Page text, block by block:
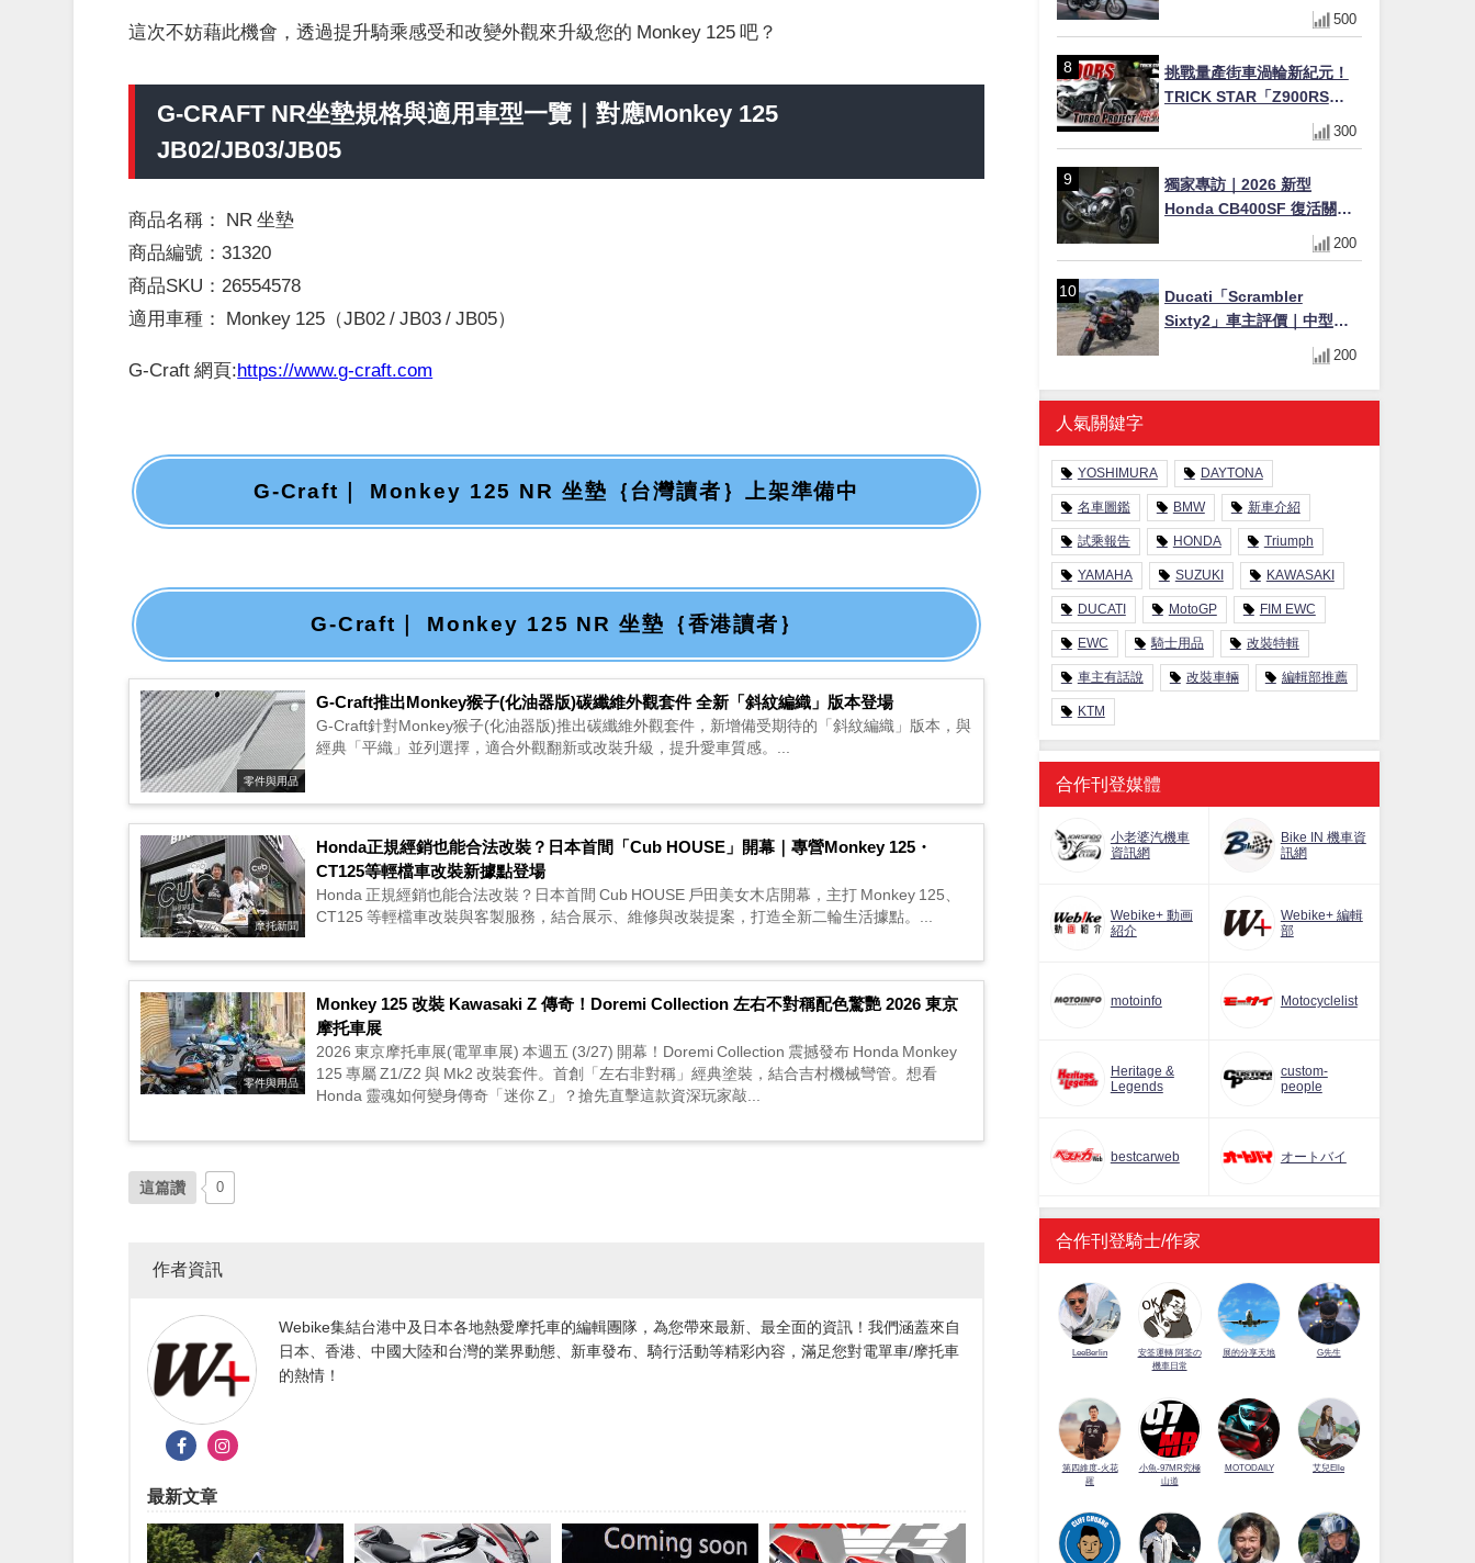
這次不妨藉此機會，透過提升騎乘感受和改變外觀來升級您的 Monkey 125 吧？
G-CRAFT NR坐墊規格與適用車型一覽｜對應Monkey 125
JB02/JB03/JB05
商品名稱： NR 坐墊
商品編號：31320
商品SKU：26554578
適用車種： Monkey 125（JB02 / JB03 / JB05）
G-Craft 網頁:https://www.g-craft.com
G-Craft｜ Monkey 125 NR 坐墊｛台灣讀者｝上架準備中
G-Craft｜ Monkey 125 NR 坐墊｛香港讀者｝
零件與用品
G-Craft推出Monkey猴子(化油器版)碳纖維外觀套件 全新「斜紋編織」版本登場
G-Craft針對Monkey猴子(化油器版)推出碳纖維外觀套件，新增備受期待的「斜紋編織」版本，與
經典「平織」並列選擇，適合外觀翻新或改裝升級，提升愛車質感。...
摩托新聞
Honda正規經銷也能合法改裝？日本首間「Cub HOUSE」開幕｜專營Monkey 125・
CT125等輕檔車改裝新據點登場
Honda 正規經銷也能合法改裝？日本首間 Cub HOUSE 戶田美女木店開幕，主打 Monkey 125、
CT125 等輕檔車改裝與客製服務，結合展示、維修與改裝提案，打造全新二輪生活據點。...
零件與用品
Monkey 125 改裝 Kawasaki Z 傳奇！Doremi Collection 左右不對稱配色驚艷 2026 東京
摩托車展
2026 東京摩托車展(電單車展) 本週五 (3/27) 開幕！Doremi Collection 震撼發布 Honda Monkey
125 專屬 Z1/Z2 與 Mk2 改裝套件。首創「左右非對稱」經典塗裝，結合吉村機械彎管。想看
Honda 靈魂如何變身傳奇「迷你 Z」？搶先直擊這款資深玩家敲...
這篇讚 0
作者資訊
Webike集結台港中及日本各地熱愛摩托車的編輯團隊，為您帶來最新、最全面的資訊！我們涵蓋來自
日本、香港、中國大陸和台灣的業界動態、新車發布、騎行活動等精彩內容，滿足您對電單車/摩托車
的熱情！
最新文章
Tracker風格｜ 女車主的機車
人生蛻變記
500
挑戰量產街車渦輪新紀元！
TRICK STAR「Z900RS
TURBO Project」直指超越
Ducati Superleggera性能
300
獨家專訪｜2026 新型
Honda CB400SF 復活關
鍵！沒有 VTEC 為何還能體
驗兩段加速感？
200
Ducati「Scrambler
Sixty2」車主評價｜中型唯
一L型雙缸×400cc氣冷×停產
稀有老車入手注意事項
【Webike愛車精選】
200
人氣關鍵字
YOSHIMURA DAYTONA
名車圖鑑 BMW 新車介紹
試乘報告 HONDA Triumph
YAMAHA SUZUKI KAWASAKI
DUCATI MotoGP FIM EWC
EWC 騎士用品 改裝特輯
車主有話說 改裝車輛 編輯部推薦
KTM
合作刊登媒體
小老婆汽機車
資訊網
Bike IN 機車資
訊網
Webike+ 動画
紹介
Webike+ 編輯
部
motoinfo Motocyclelist
Heritage &
Legends
custom-
people
bestcarweb オートバイ
合作刊登騎士/作家
LeeBerlin
安筌運轉 阿筌の
機車日常
展的分享天地 G先生
第四維度-火花
羅
小魚-97MR究極
山道
MOTODAILY 艾兒Elle